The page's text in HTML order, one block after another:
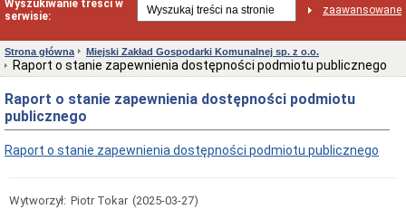
Wyszukiwanie treści w
serwisie:
zaawansowane
MPP
nr
w
Bolesławcu
Dane
administracyjne
nr
Bolesławcu
Strona główna Miejski Zakład Gospodarki Komunalnej sp. z o.o.
Raport o stanie zapewnienia dostępności podmiotu publicznego
Raport o stanie zapewnienia dostępności podmiotu
publicznego
Raport o stanie zapewnienia dostępności podmiotu publicznego
Wytworzył: Piotr Tokar (2025-03-27)